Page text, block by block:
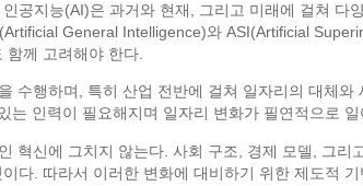
공지능(AI)은 과거와 현재, 그리고 미래에 걸쳐
General Intelligence)와 ASI(Artificial
께 고려해야 한다.
수행하며, 특히 산업 전반에 걸쳐 일자리의 대체
는 인력이 필요해지며 일자리 변화가 필연적으로
혁신에 그치지 않는다. 사회 구조, 경제 모델, 그
다. 따라서 이러한 변화에 대비하기 위한 제도적